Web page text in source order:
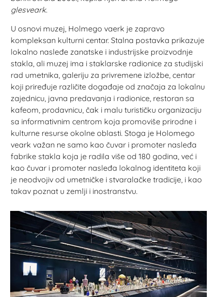
glesveark.
U osnovi muzej, Holmego vaerk je zapravo
kompleksan kulturni centar. Stalna postavka prikazuje
lokalno nasleđe zanatske i industrijske proizvodnje
stakla, ali muzej ima i staklarske radionice za studijski
rad umetnika, galeriju za privremene izložbe, centar
koji priređuje različite događaje od značaja za lokalnu
zajednicu, javna predavanja i radionice, restoran sa
kafeom, prodavnicu, čak i malu turističku organizaciju
sa informativnim centrom koja promoviše prirodne i
kulturne resurse okolne oblasti. Stoga je Holomego
veark važan ne samo kao čuvar i promoter nasleđa
fabrike stakla koja je radila više od 180 godina, već i
kao čuvar i promoter nasleđa lokalnog identiteta koji
je neodvojiv od umetničke i stvaralačke tradicije, i kao
takav poznat u zemlji i inostranstvu.